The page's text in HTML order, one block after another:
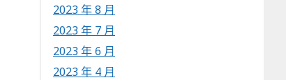
2023 年 8 月
2023 年 7 月
2023 年 6 月
2023 年 4 月